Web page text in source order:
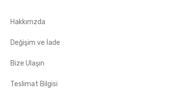
Hakkımzda
Değişim ve İade
Bize Ulaşın
Teslimat Bilgisi